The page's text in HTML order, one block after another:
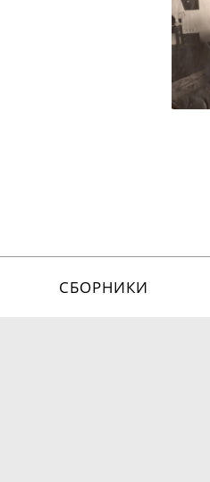
СБОРНИКИ